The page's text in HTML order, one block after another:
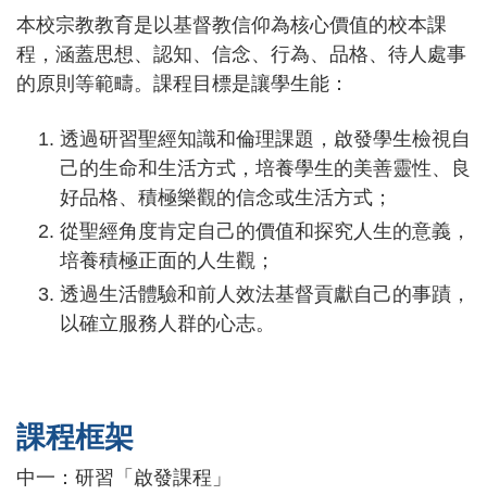
本校宗教教育是以基督教信仰為核心價值的校本課
程，涵蓋思想、認知、信念、行為、品格、待人處事
的原則等範疇。課程目標是讓學生能：
透過研習聖經知識和倫理課題，啟發學生檢視自
己的生命和生活方式，培養學生的美善靈性、良
好品格、積極樂觀的信念或生活方式；
從聖經角度肯定自己的價值和探究人生的意義，
培養積極正面的人生觀；
透過生活體驗和前人效法基督貢獻自己的事蹟，
以確立服務人群的心志。
課程框架
中一：研習「啟發課程」